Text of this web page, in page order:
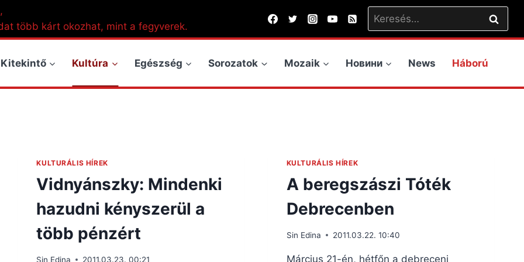
több kárt okozhat, mint a fegyverek.
Keresés:
Kitekintő Kultúra Egészség Sorozatok Mozaik Новини News Háború
KULTURÁLIS HÍREK
Vidnyánszky: Mindenki
hazudni kényszerül a
több pénzért
Sin Edina 2011.03.23. 00:21
KULTURÁLIS HÍREK
A beregszászi Tóték
Debrecenben
Sin Edina 2011.03.22. 10:40
Március 21-én, hétfőn a debreceni